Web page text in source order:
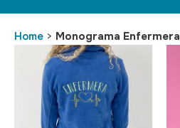
Home > Monograma Enfermera